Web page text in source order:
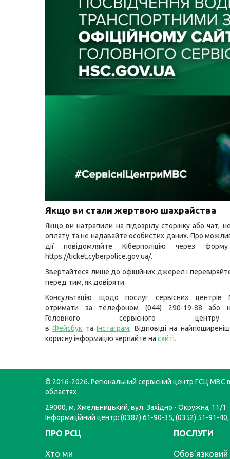
Якщо ви стали жертвою шахрайства
Якщо ви натрапили на підозрілу сторінку або чат,
оплату та не надавайте особистих даних. Про
дії повідомляйте Кіберполіцію через
https://ticket.cyberpolice.gov.ua/.
Звертайтеся лише до офіційних джерел і
перед тим, як довіряти.
Консультацію щодо послуг сервісних
отримати за телефоном (044) 290-19-88 або
Головного сервісного
вФейсбук таІнстаграм. Відповіді на
корисну інформацію черпайте на сайті.
© 2016-2026. Регіональний сервісний центр ГСЦ МВС
областях
29000, м. Хмельницький, вул. Західно - Окружна, 11/1
Інформаційний центр: (0382) 61-90-35, (0352) 51-91-
ПРО РСЦ
Хто ми
ПОСЛУГИ
Обов’язковий